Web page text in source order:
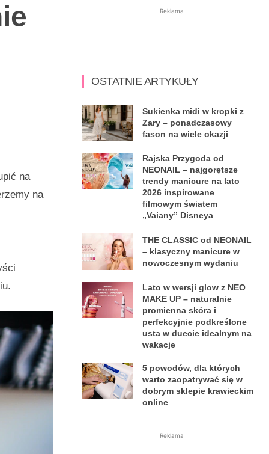
na
na
Reklama
OSTATNIE ARTYKUŁY
Sukienka midi w kropki z
Zary – ponadczasowy
fason na wiele okazji
Rajska Przygoda od
NEONAIL – najgorętsze
trendy manicure na lato
2026 inspirowane
filmowym światem
„Vaiany” Disneya
THE CLASSIC od NEONAIL
– klasyczny manicure w
nowoczesnym wydaniu
Lato w wersji glow z NEO
MAKE UP – naturalnie
promienna skóra i
perfekcyjnie podkreślone
usta w duecie idealnym na
wakacje
5 powodów, dla których
warto zaopatrywać się w
dobrym sklepie krawieckim
online
Reklama